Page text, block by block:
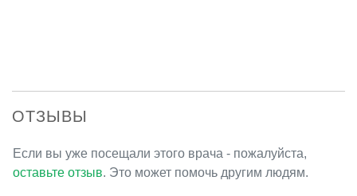
ОТЗЫВЫ
Если вы уже посещали этого врача - пожалуйста,
оставьте отзыв. Это может помочь другим людям.